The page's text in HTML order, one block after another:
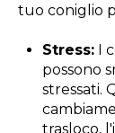
tuo coniglio
Stress: I
possono
stressati.
trasloco,